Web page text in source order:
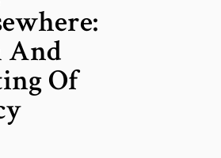
And
Of